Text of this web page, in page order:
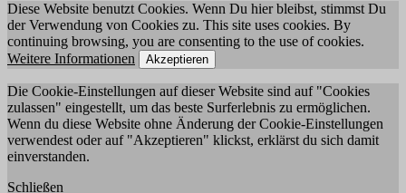
Diese Website benutzt Cookies. Wenn Du hier bleibst, stimmst Du
der Verwendung von Cookies zu. This site uses cookies. By
continuing browsing, you are consenting to the use of cookies.
Weitere Informationen
Akzeptieren
Die Cookie-Einstellungen auf dieser Website sind auf "Cookies
zulassen" eingestellt, um das beste Surferlebnis zu ermöglichen.
Wenn du diese Website ohne Änderung der Cookie-Einstellungen
verwendest oder auf "Akzeptieren" klickst, erklärst du sich damit
einverstanden.
Schließen